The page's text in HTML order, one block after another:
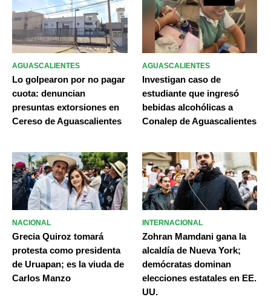
AGUASCALIENTES
Lo golpearon por no pagar
cuota: denuncian
presuntas extorsiones en
Cereso de Aguascalientes
AGUASCALIENTES
Investigan caso de
estudiante que ingresó
bebidas alcohólicas a
Conalep de Aguascalientes
NACIONAL
Grecia Quiroz tomará
protesta como presidenta
de Uruapan; es la viuda de
Carlos Manzo
INTERNACIONAL
Zohran Mamdani gana la
alcaldía de Nueva York;
demócratas dominan
elecciones estatales en EE.
UU.